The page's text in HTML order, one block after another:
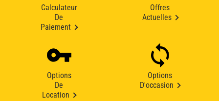
Calculateur
De
Paiement
Offres
Actuelles
Options
De
Location
Options
D'occasion